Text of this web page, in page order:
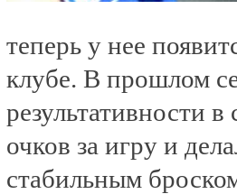
теперь у нее
клубе. В прошлом
результативности
очков за игру и
стабильным